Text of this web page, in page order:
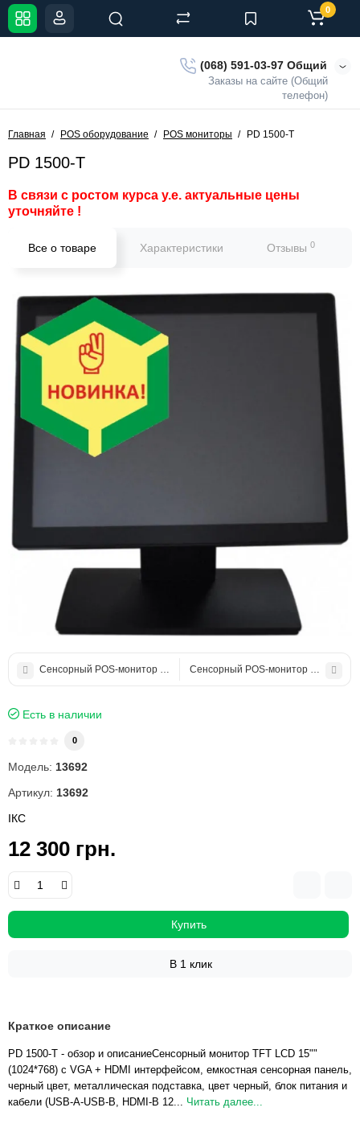
(068) 591-03-97 Общий
Заказы на сайте (Общий
телефон)
0
Главная POS оборудование POS мониторы PD 1500-T
PD 1500-T
В связи с ростом курса у.е. актуальные цены
уточняйте !
Все о товаре Характеристики Отзывы 0
Сенсорный POS-монитор Detaik DTK-1588R2Сенсорный POS-монитор Geos
Есть в наличии
0
Модель: 13692
Артикул: 13692
ІКС
12 300 грн.
Купить
В 1 клик
Краткое описание
PD 1500-T - обзор и описаниеСенсорный монитор TFT LCD 15""
(1024*768) с VGA + HDMI интерфейсом, емкостная сенсорная панель,
черный цвет, металлическая подставка, цвет черный, блок питания и
кабели (USB-A-USB-B, HDMI-B 12... Читать далее...